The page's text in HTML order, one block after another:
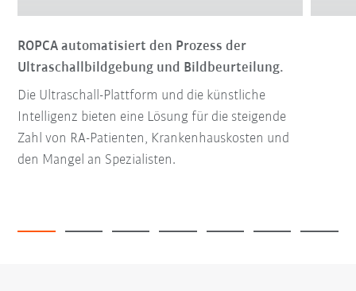
ROPCA automatisiert den Prozess der
Ultraschallbildgebung und Bildbeurteilung.
Die Ultraschall-Plattform und die künstliche
Intelligenz bieten eine Lösung für die steigende
Zahl von RA-Patienten, Krankenhauskosten und
den Mangel an Spezialisten.